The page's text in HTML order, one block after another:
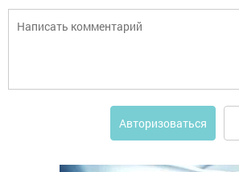
Авторизоваться